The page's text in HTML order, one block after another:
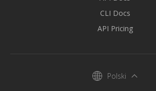
CLI Docs
API Pricing
Polski